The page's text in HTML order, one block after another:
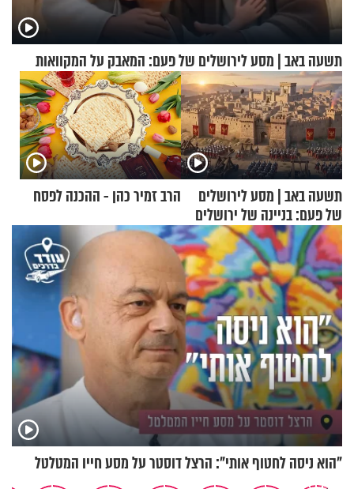
תשעה באב | מסע לירושלים של פעם: המאבק על המקוואות
תשעה באב | מסע לירושלים
של פעם: בניינה של ירושלים
הרב זמיר כהן - ההכנה לפסח
"הוא ניסה לחטוף אותי": הרצל דוסטר על מסע חייו המטלטל